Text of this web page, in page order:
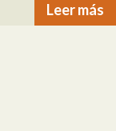
Leer más